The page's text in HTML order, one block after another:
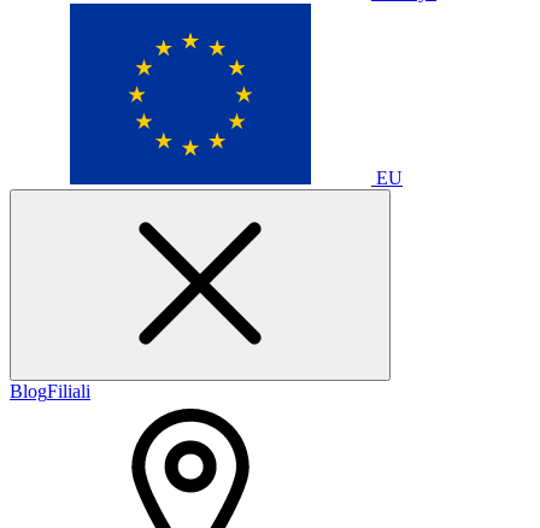
EU
BlogFiliali